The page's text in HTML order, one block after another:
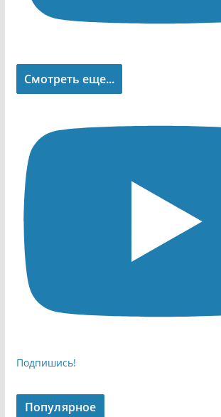
Смотреть еще...
Подпишись!
Популярное